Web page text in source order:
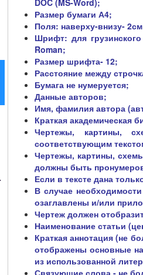
DOC (MS-Word);
Размер бумаги А4;
Поля: наверху-внизу-
Шрифт: для
Roman;
Размер шрифта- 12;
Расстояние между
Бумага не нумеруется;
Данные авторов;
Имя, фамилия автора
Краткая академическая
Чертежы, картины,
соответствующим
Чертежы, картины,
должны быть
Если в тексте дана
В случае
озаглавлены и/или
Чертеж должен
Наименование статьи
Краткая аннотация (не
отображены основные
из использованной
Связующие слова - не